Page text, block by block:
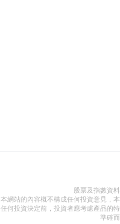
股票及指數資
本網站的內容概不構成任何投資意見，
任何投資決定前，投資者應考慮產品的
準確